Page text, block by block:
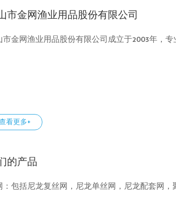
市金网渔业用品股份有限公司
市金网渔业用品股份有限公司成立于2003年，
看更多+
的产品
：包括尼龙复丝网，尼龙单丝网，尼龙配套网